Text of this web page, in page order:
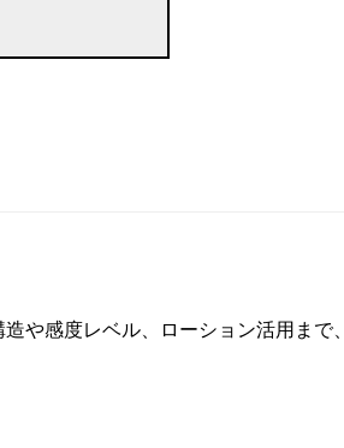
や感度レベル、ローション活用まで、